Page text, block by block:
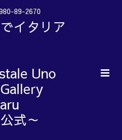
89-2670
イタリア
Uno
式～